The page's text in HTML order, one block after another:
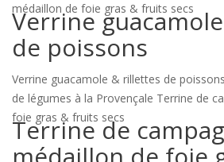
médaillon de foie gras & fruits secs
Verrine
de poissons
Verrine guacamole & rillettes de
de légumes à la Provençale Terrine de
foie gras & fruits secs
Terrine de